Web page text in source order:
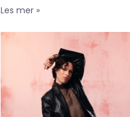
Les mer »